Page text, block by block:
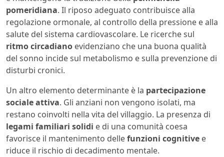
pomeridiana. Il riposo adeguato contribuisce alla
regolazione ormonale, al controllo della pressione e alla
salute del sistema cardiovascolare. Le ricerche sul
ritmo circadiano evidenziano che una buona qualità
del sonno incide sul metabolismo e sulla prevenzione di
disturbi cronici.
Un altro elemento determinante è la partecipazione
sociale attiva. Gli anziani non vengono isolati, ma
restano coinvolti nella vita del villaggio. La presenza di
legami familiari solidi e di una comunità coesa
favorisce il mantenimento dellefunzioni cognitive e
riduce il rischio di decadimento mentale.